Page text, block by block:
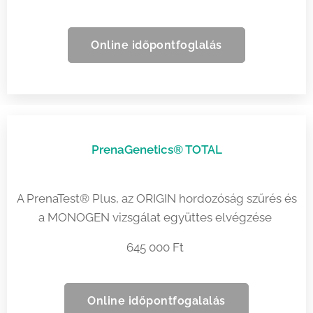
Online időpontfoglalás
PrenaGenetics® TOTAL
A PrenaTest® Plus, az ORIGIN hordozóság szűrés és
a MONOGEN vizsgálat együttes elvégzése
645 000 Ft
Online időpontfogalalás